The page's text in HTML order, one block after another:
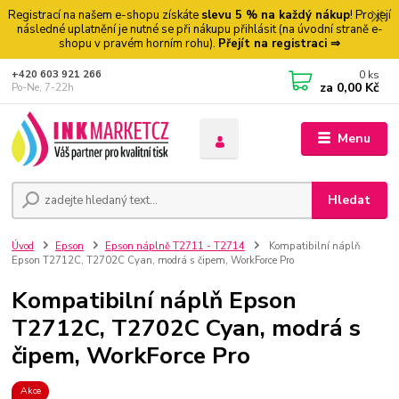
Registrací na našem e-shopu získáte slevu 5 % na každý nákup! Pro její
následné uplatnění je nutné se při nákupu přihlásit (na úvodní straně e-
shopu v pravém horním rohu). Přejít na registraci ⇒
Menu
Hledat
+420 603 921 266
Po-Ne, 7-22h
0 ks
za 0,00 Kč
Úvod Epson Epson náplně T2711 - T2714
Kompatibilní náplň
Epson T2712C, T2702C Cyan, modrá s čipem, WorkForce Pro
Kompatibilní náplň Epson
T2712C, T2702C Cyan, modrá s
čipem, WorkForce Pro
Akce